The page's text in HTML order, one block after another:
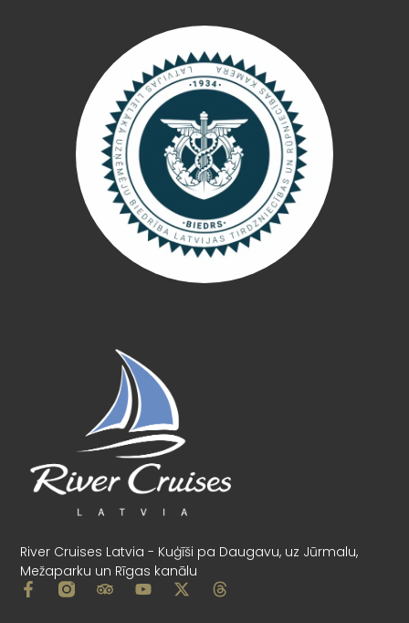
River Cruises Latvia - Kuģīši pa Daugavu, uz Jūrmalu,
Mežaparku un Rīgas kanālu